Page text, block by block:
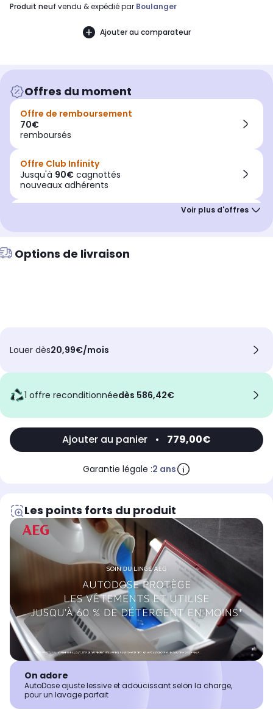
produit neuf vendu & expédié par Boulanger
Ajouter au comparateur
Offres du moment
Offre de remboursement
70€
remboursés
Offre Club Infinity
Jusqu'à 90€ cagnottés
nouveaux adhérents
sans frais
Remise immédiate
Options de livraison
Louer dès20,99€/mois
1 offre reconditionnée dès 586,42€
Ajouter au panier • 779,00€
Garantie légale :2 ans
Les points forts du produit
On adore
AutoDose ajuste lessive et adoucissant selon la charge,
pour un lavage parfait